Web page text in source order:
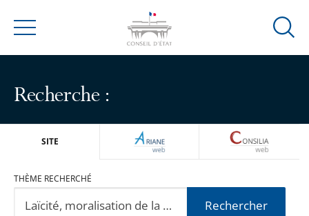
Menu
Ouvrir
Recherche :
SITE ARIANEWEB
THÈME RECHERCHÉ
Rechercher